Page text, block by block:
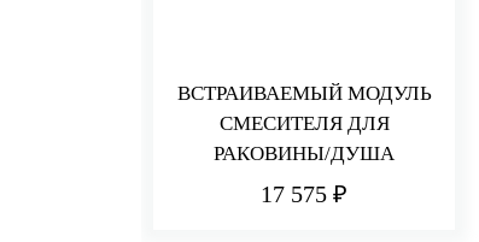
ВСТРАИВАЕМЫЙ МОДУЛЬ
СМЕСИТЕЛЯ ДЛЯ
РАКОВИНЫ/ДУША
17 575 ₽